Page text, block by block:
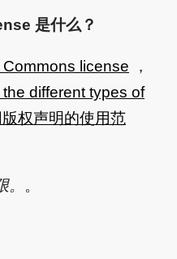
是什么？
license ，
different types of
权声明的使用范
。